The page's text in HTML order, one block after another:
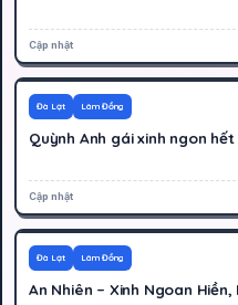
Cập nhật
400K
Đà Lạt Lâm Đồng
Quỳnh Anh gái xinh ngon
Cập nhật
400K
Đà Lạt Lâm Đồng
An Nhiên – Xinh Ngoan